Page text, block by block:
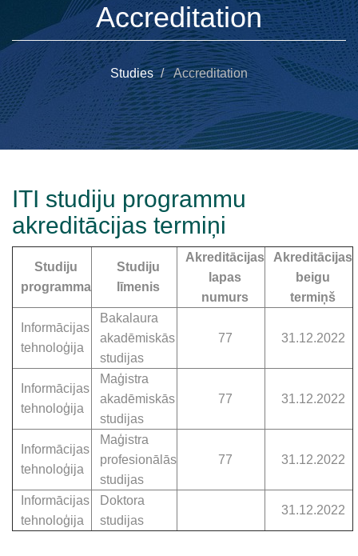
Accreditation
Studies Accreditation
ITI studiju programmu
akreditācijas termiņi
Studiju
programma
Studiju
līmenis
Akreditācijas
lapas
numurs
Akreditācijas
beigu
termiņš
Informācijas
tehnoloģija
Bakalaura
akadēmiskās
studijas
77 31.12.2022
Informācijas
tehnoloģija
Maģistra
akadēmiskās
studijas
77 31.12.2022
Informācijas
tehnoloģija
Maģistra
profesionālās
studijas
77 31.12.2022
Informācijas
tehnoloģija
Doktora
studijas
31.12.2022